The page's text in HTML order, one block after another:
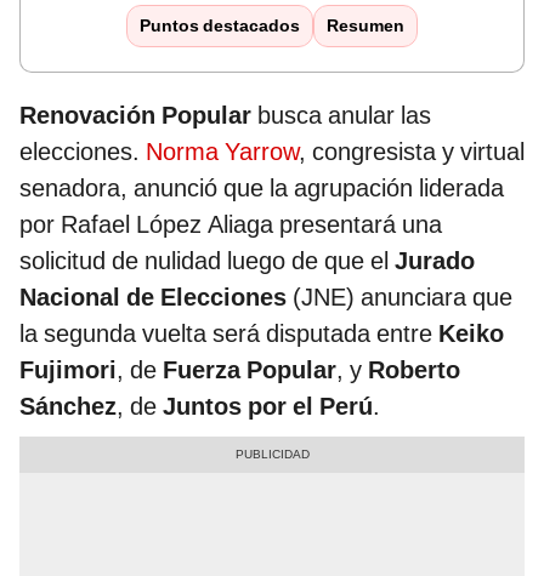
Puntos destacados Resumen
Renovación Popular busca anular las
elecciones. Norma Yarrow, congresista y virtual
senadora, anunció que la agrupación liderada
por Rafael López Aliaga presentará una
solicitud de nulidad luego de que el Jurado
Nacional de Elecciones (JNE) anunciara que
la segunda vuelta será disputada entre Keiko
Fujimori, de Fuerza Popular, y Roberto
Sánchez, de Juntos por el Perú.